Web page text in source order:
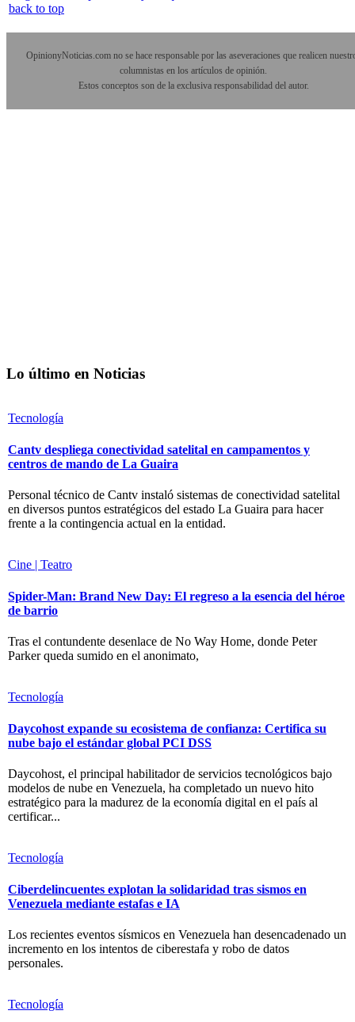
back to top
OpinionyNoticias.com no se hace responsable por las aseveraciones que realicen
columnistas en los artículos de opinión.
Estos conceptos son de la exclusiva responsabilidad del autor.
Lo último en Noticias
Tecnología
Cantv despliega conectividad satelital en campamentos y
centros de mando de La Guaira
Personal técnico de Cantv instaló sistemas de conectividad satelital
en diversos puntos estratégicos del estado La Guaira para hacer
frente a la contingencia actual en la entidad.
Cine | Teatro
Spider-Man: Brand New Day: El regreso a la esencia del héroe
de barrio
Tras el contundente desenlace de No Way Home, donde Peter
Parker queda sumido en el anonimato,
Tecnología
Daycohost expande su ecosistema de confianza: Certifica su
nube bajo el estándar global PCI DSS
Daycohost, el principal habilitador de servicios tecnológicos bajo
modelos de nube en Venezuela, ha completado un nuevo hito
estratégico para la madurez de la economía digital en el país al
certificar...
Tecnología
Ciberdelincuentes explotan la solidaridad tras sismos en
Venezuela mediante estafas e IA
Los recientes eventos sísmicos en Venezuela han desencadenado un
incremento en los intentos de ciberestafa y robo de datos
personales.
Tecnología